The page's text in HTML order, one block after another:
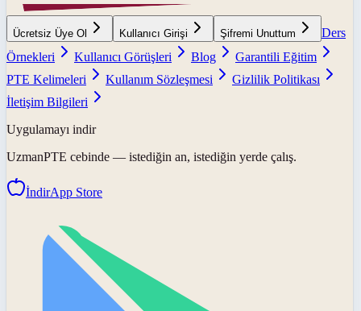
Ücretsiz Üye Ol Kullanıcı Girişi Şifremi Unuttum
Ders
Örnekleri
Kullanıcı Görüşleri Blog
Garantili Eğitim
PTE Kelimeleri
Kullanım Sözleşmesi
Gizlilik Politikası
İletişim Bilgileri
Uygulamayı indir
UzmanPTE cebinde — istediğin an, istediğin yerde çalış.
İndirApp Store